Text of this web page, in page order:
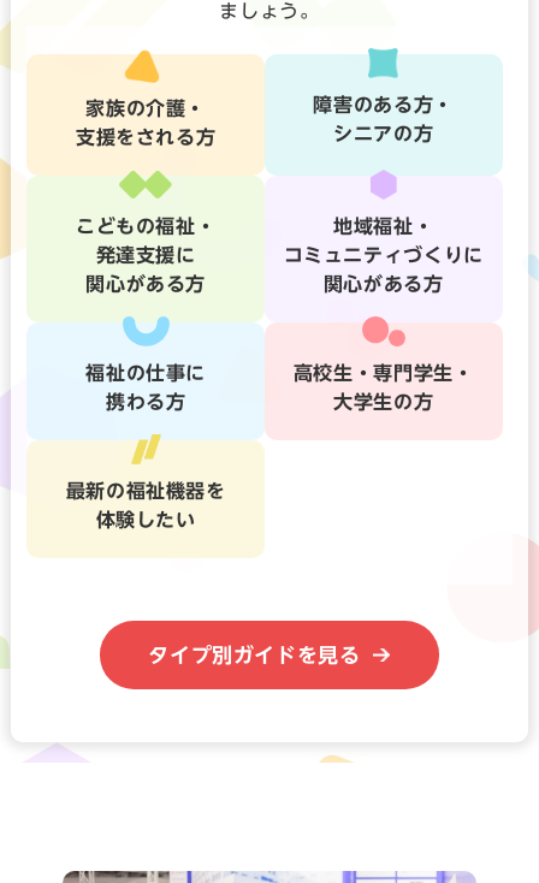
ましょう。
家族の介護・
支援をされる方
障害のある方・
シニアの方
こどもの福祉・
発達支援に
関心がある方
地域福祉・
コミュニティづくりに
関心がある方
福祉の仕事に
携わる方
高校生・専門学生・
大学生の方
最新の福祉機器を
体験したい
タイプ別ガイドを見る